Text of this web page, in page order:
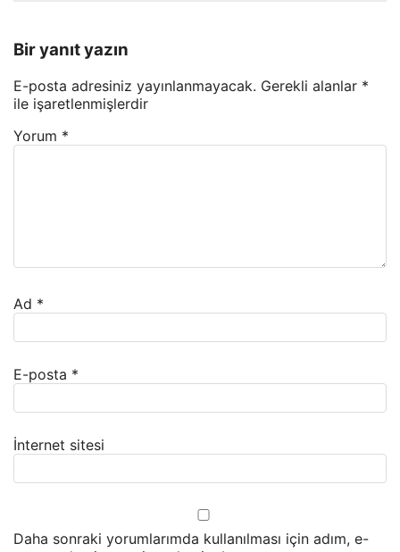
Bir yanıt yazın
E-posta adresiniz yayınlanmayacak. Gerekli alanlar *
ile işaretlenmişlerdir
Yorum *
Ad *
E-posta *
İnternet sitesi
Daha sonraki yorumlarımda kullanılması için adım, e-